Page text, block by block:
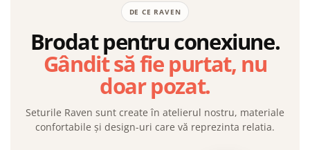
DE CE RAVEN
Brodat pentru conexiune.
Gândit să fie purtat, nu
doar pozat.
Seturile Raven sunt create în atelierul nostru, materiale
confortabile și design-uri care vă reprezinta relatia.